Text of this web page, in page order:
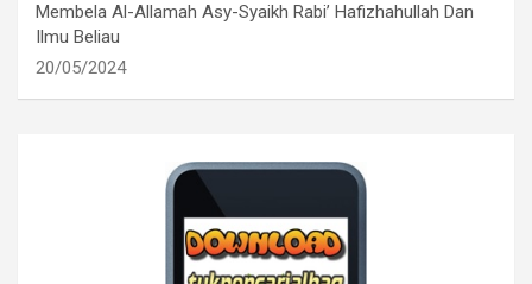
Membela Al-Allamah Asy-Syaikh Rabi’ Hafizhahullah Dan
Ilmu Beliau
20/05/2024